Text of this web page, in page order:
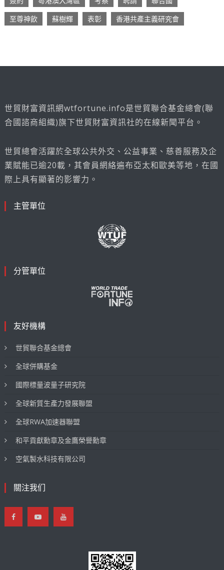
至尊神飲
蘇樹輝 表彰 香港共產主義研究會
世貿財富資訊網wtfortune.info是世貿聯合基金總會(聯
合國諮商組織)旗下世貿財富資訊社的在線新聞平台。
世貿總會活躍於全球公共外交、公益事業、慈善服務及企
業賦能已逾20載，其會員網絡遍布亞太和歐美等地，在國
際上具有顯著的影響力。
主管單位
分管單位
友好機構
世貿聯合基金總會
全球併購基金
國際標量波量子研究院
全球新質生產力發展聯盟
全球RWA加速器聯盟
和平貢獻勳章及金鷹榮譽勳章
空氣製水科技有限公司
關注我们